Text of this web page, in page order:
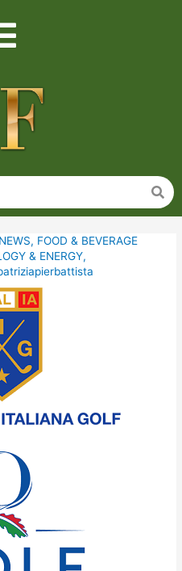
, FOOD & BEVERAGE
& ENERGY,